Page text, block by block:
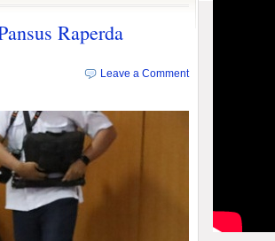
Raperda
Leave a Comment